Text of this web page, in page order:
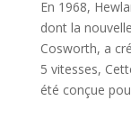
En 1968,
dont la
Cosworth, a
5 vitesses,
été conçue